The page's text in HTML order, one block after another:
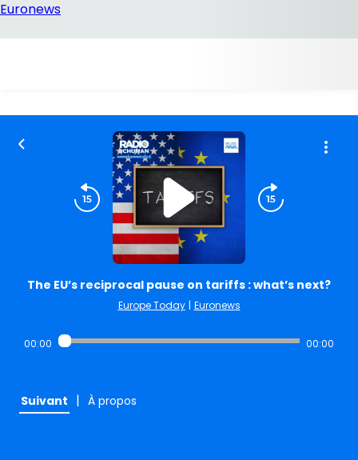
The EU’s reciprocal pause on tariffs : what’s next?
Europe Today | Euronews
00:00 00:00
Suivant | À propos